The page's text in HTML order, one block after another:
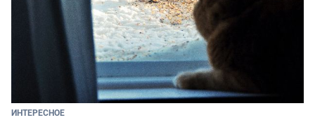
ИНТЕРЕСНОЕ